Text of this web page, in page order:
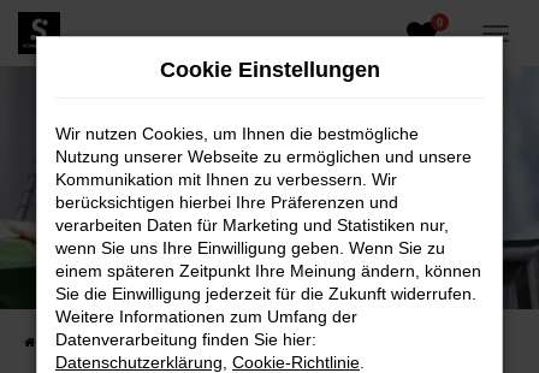
Zum
Hauptinhalt
0
Startseite Covid19
Cookie Einstellungen
Wir nutzen Cookies, um Ihnen die bestmögliche
Nutzung unserer Webseite zu ermöglichen und unsere
Kommunikation mit Ihnen zu verbessern. Wir
berücksichtigen hierbei Ihre Präferenzen und
verarbeiten Daten für Marketing und Statistiken nur,
wenn Sie uns Ihre Einwilligung geben. Wenn Sie zu
einem späteren Zeitpunkt Ihre Meinung ändern, können
Sie die Einwilligung jederzeit für die Zukunft widerrufen.
Weitere Informationen zum Umfang der
Datenverarbeitung finden Sie hier:
Datenschutzerklärung Cookie-Richtlinie